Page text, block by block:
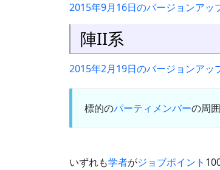
2015年9月16日のバージョンアッ
陣II系
2015年2月19日のバージョンアッ
標的のパーティメンバーの周
いずれも学者がジョブポイント